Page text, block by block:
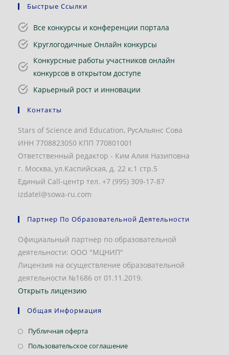
Быстрые Ссылки
Все конкурсы и конференции портала
Круглогодичные Онлайн конкурсы
Конкурсные работы участников онлайн
конкурсов в открытом доступе
Карьерный рост и инновации
Контакты
Stars of Science and Education, РусАльянс Сова
ИНН 7708823050 КПП 770801001
Ответственный редактор - Ким Алия Назиповна
г. Москва, ул.Каспийская, д. 22 к.1 стр.5
Единый Call-центр тел. +7 (995) 309-17-87
izdatel@sowa-ru.com
Партнер По Образовательной Деятельности
Официальный партнер по образовательной
деятельности: ООО "МЦНИП"
Лицензия на осуществление образовательной
деятельности №1686 от 01.11.2019.
Открыть лицензию
Общая Информация
Публичная офертаОткроется
в
Пользовательское соглашениеОткроется